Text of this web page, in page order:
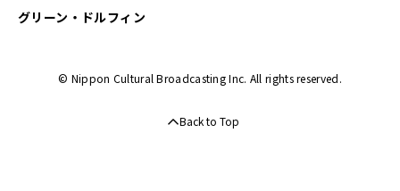
グリーン・ドルフィン
© Nippon Cultural Broadcasting Inc. All rights reserved.
Back to Top